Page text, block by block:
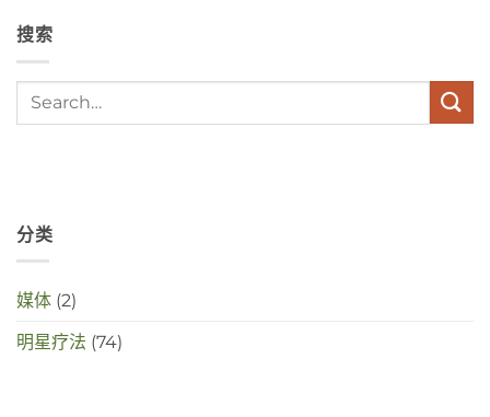
in
deze
搜索
分类
媒体 (2)
明星疗法 (74)